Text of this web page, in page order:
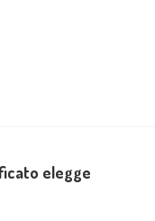
elegge